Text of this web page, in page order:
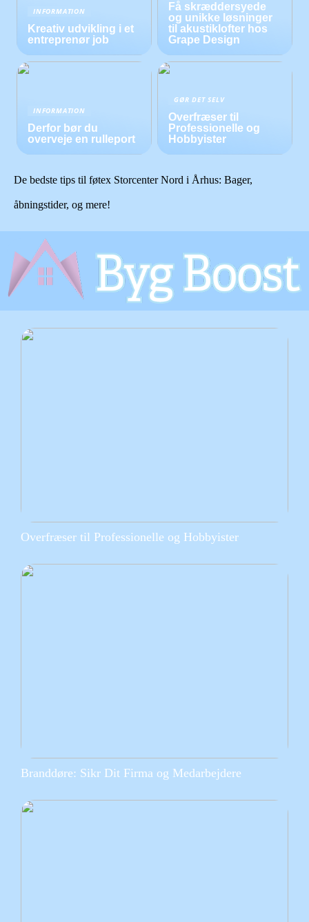
INFORMATION
Kreativ udvikling i et
entreprenør job
Få skræddersyede
og unikke løsninger
til akustiklofter hos
Grape Design
INFORMATION
Derfor bør du
overveje en rulleport
GØR DET SELV
Overfræser til
Professionelle og
Hobbyister
De bedste tips til føtex Storcenter Nord i Århus: Bager,
åbningstider, og mere!
Overfræser til Professionelle og Hobbyister
Branddøre: Sikr Dit Firma og Medarbejdere